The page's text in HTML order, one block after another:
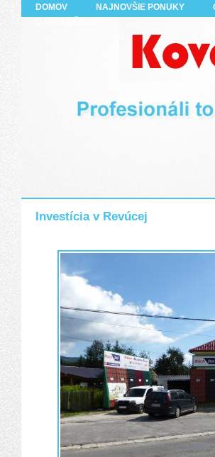
DOMOV NAJNOVŠIE PONUKY
Investícia v Revúcej